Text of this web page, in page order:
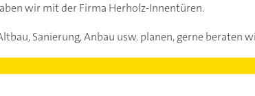
wir mit der Firma Herholz-Innentüren.
Sanierung, Anbau usw. planen, gerne beraten